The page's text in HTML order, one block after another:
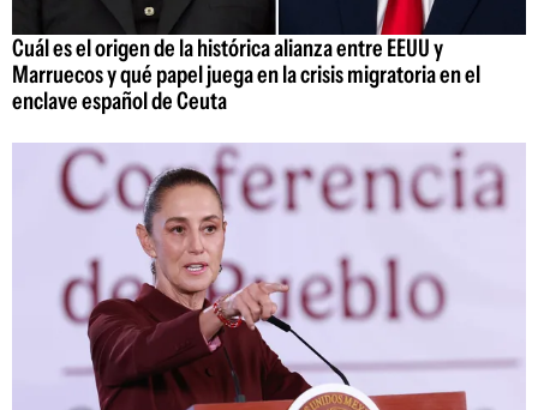
Cuál es el origen de la histórica alianza entre EEUU y
Marruecos y qué papel juega en la crisis migratoria en el
enclave español de Ceuta